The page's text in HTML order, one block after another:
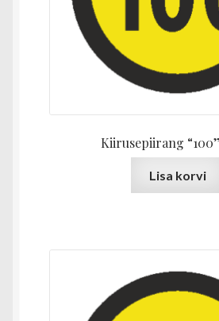
Kiirusepiirang
Lisa korvi